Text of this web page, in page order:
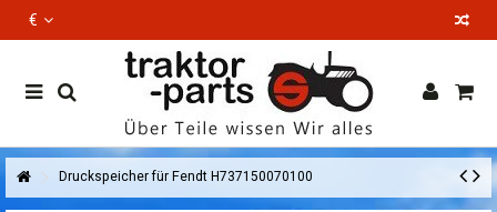
€
Druckspeicher für Fendt H737150070100